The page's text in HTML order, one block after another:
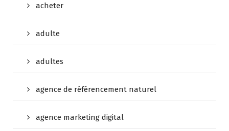
acheter
adulte
adultes
agence de référencement naturel
agence marketing digital